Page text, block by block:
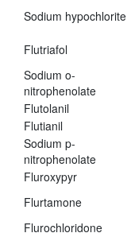
Sodium hypochlorite
Flutriafol
Sodium o-
nitrophenolate
Flutolanil
Flutianil
Sodium p-
nitrophenolate
Fluroxypyr
Flurtamone
Flurochloridone